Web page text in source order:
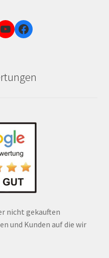
Facebook
nicht gekauften
und Kunden auf die wir